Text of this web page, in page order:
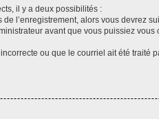
il y a deux possibilités :
l’enregistrement, alors vous devrez
avant que vous puissiez
ou que le courriel ait été traité